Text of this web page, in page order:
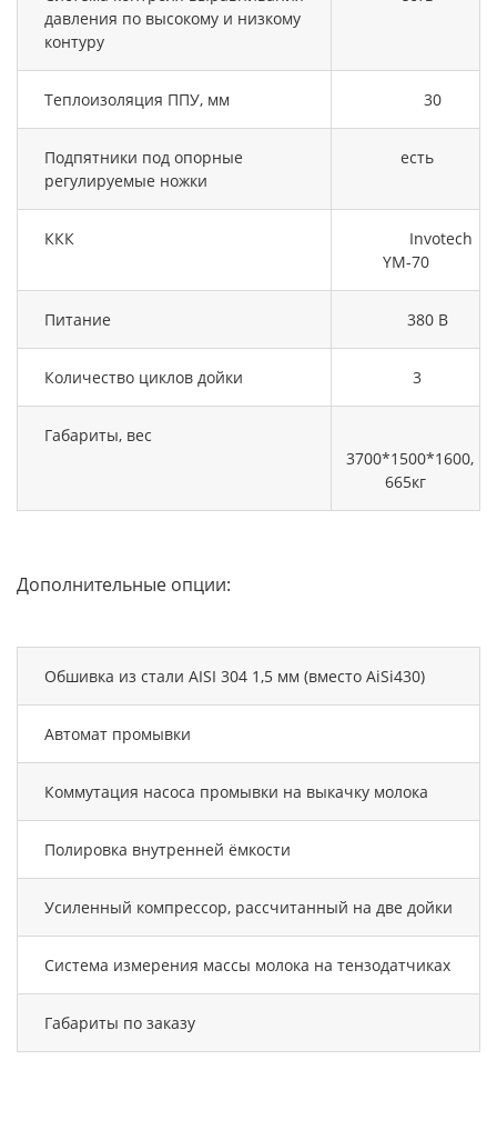
давления по высокому и низкому
контуру
Теплоизоляция ППУ, мм 30
Подпятники под опорные
регулируемые ножки
есть
ККК
Invotech
YM-70
Питание 380 В
Количество циклов дойки 3
Габариты, вес
3700*1500*1600,
665кг
Дополнительные опции:
Обшивка из стали AISI 304 1,5 мм (вместо AiSi430)
Автомат промывки
Коммутация насоса промывки на выкачку молока
Полировка внутренней ёмкости
Усиленный компрессор, рассчитанный на две дойки
Система измерения массы молока на тензодатчиках
Габариты по заказу